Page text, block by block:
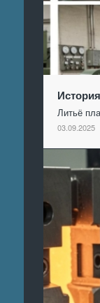
Литьё
03.09.2025